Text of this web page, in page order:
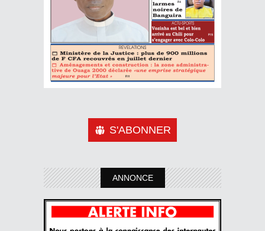
S'ABONNER
ANNONCE